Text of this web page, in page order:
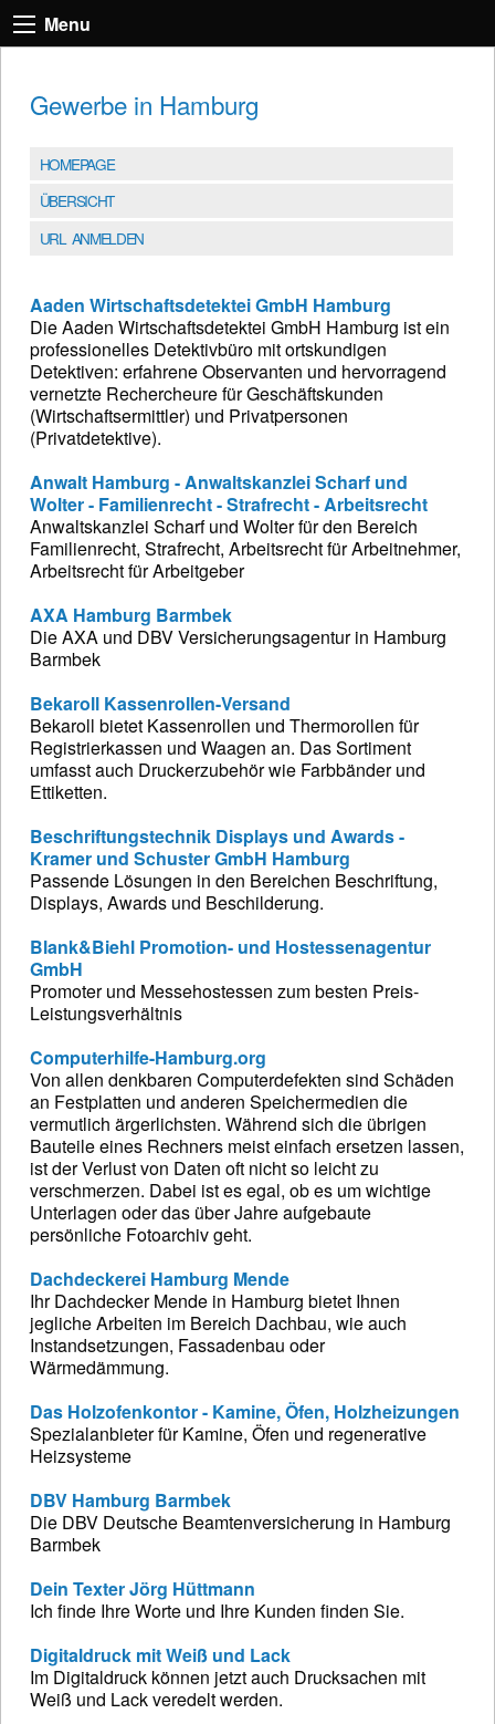
Menu
Gewerbe in Hamburg
HOMEPAGE
ÜBERSICHT
URL ANMELDEN
Aaden Wirtschaftsdetektei GmbH Hamburg
Die Aaden Wirtschaftsdetektei GmbH Hamburg ist ein
professionelles Detektivbüro mit ortskundigen
Detektiven: erfahrene Observanten und hervorragend
vernetzte Rechercheure für Geschäftskunden
(Wirtschaftsermittler) und Privatpersonen
(Privatdetektive).
Anwalt Hamburg - Anwaltskanzlei Scharf und
Wolter - Familienrecht - Strafrecht - Arbeitsrecht
Anwaltskanzlei Scharf und Wolter für den Bereich
Familienrecht, Strafrecht, Arbeitsrecht für Arbeitnehmer,
Arbeitsrecht für Arbeitgeber
AXA Hamburg Barmbek
Die AXA und DBV Versicherungsagentur in Hamburg
Barmbek
Bekaroll Kassenrollen-Versand
Bekaroll bietet Kassenrollen und Thermorollen für
Registrierkassen und Waagen an. Das Sortiment
umfasst auch Druckerzubehör wie Farbbänder und
Ettiketten.
Beschriftungstechnik Displays und Awards -
Kramer und Schuster GmbH Hamburg
Passende Lösungen in den Bereichen Beschriftung,
Displays, Awards und Beschilderung.
Blank&Biehl Promotion- und Hostessenagentur
GmbH
Promoter und Messehostessen zum besten Preis-
Leistungsverhältnis
Computerhilfe-Hamburg.org
Von allen denkbaren Computerdefekten sind Schäden
an Festplatten und anderen Speichermedien die
vermutlich ärgerlichsten. Während sich die übrigen
Bauteile eines Rechners meist einfach ersetzen lassen,
ist der Verlust von Daten oft nicht so leicht zu
verschmerzen. Dabei ist es egal, ob es um wichtige
Unterlagen oder das über Jahre aufgebaute
persönliche Fotoarchiv geht.
Dachdeckerei Hamburg Mende
Ihr Dachdecker Mende in Hamburg bietet Ihnen
jegliche Arbeiten im Bereich Dachbau, wie auch
Instandsetzungen, Fassadenbau oder
Wärmedämmung.
Das Holzofenkontor - Kamine, Öfen, Holzheizungen
Spezialanbieter für Kamine, Öfen und regenerative
Heizsysteme
DBV Hamburg Barmbek
Die DBV Deutsche Beamtenversicherung in Hamburg
Barmbek
Dein Texter Jörg Hüttmann
Ich finde Ihre Worte und Ihre Kunden finden Sie.
Digitaldruck mit Weiß und Lack
Im Digitaldruck können jetzt auch Drucksachen mit
Weiß und Lack veredelt werden.